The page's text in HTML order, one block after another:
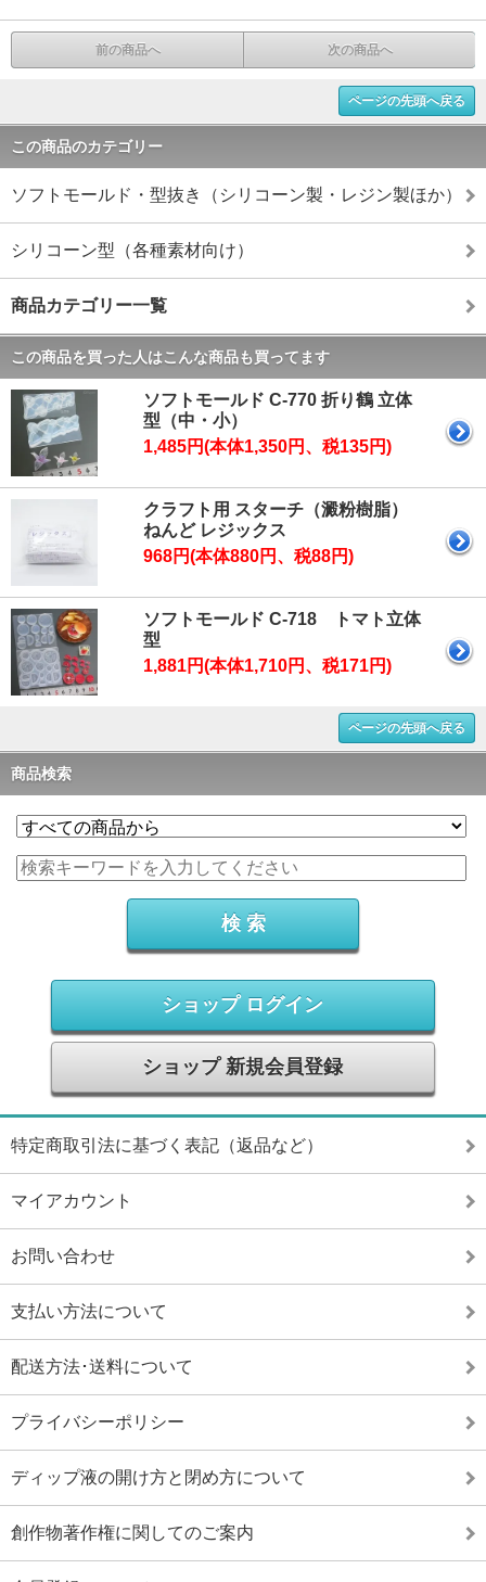
前の商品へ 次の商品へ
ページの先頭へ戻る
この商品のカテゴリー
ソフトモールド・型抜き（シリコーン製・レジン製ほか）
シリコーン型（各種素材向け）
商品カテゴリー一覧
この商品を買った人はこんな商品も買ってます
ソフトモールド C-770 折り鶴 立体
型（中・小）
1,485円(本体1,350円、税135円)
クラフト用 スターチ（澱粉樹脂）
ねんど レジックス
968円(本体880円、税88円)
ソフトモールド C-718 トマト立体
型
1,881円(本体1,710円、税171円)
ページの先頭へ戻る
商品検索
ショップ ログイン
ショップ 新規会員登録
特定商取引法に基づく表記（返品など）
マイアカウント
お問い合わせ
支払い方法について
配送方法･送料について
プライバシーポリシー
ディップ液の開け方と閉め方について
創作物著作権に関してのご案内